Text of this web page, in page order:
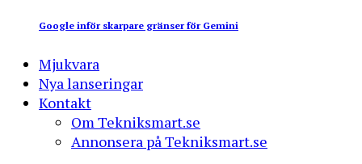
Google inför skarpare gränser för Gemini
Mjukvara
Nya lanseringar
Kontakt
Om Tekniksmart.se
Annonsera på Tekniksmart.se